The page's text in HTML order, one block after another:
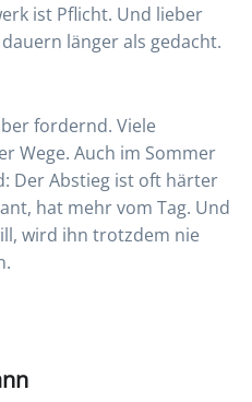
ist Pflicht. Und lieber
länger als gedacht.
fordernd. Viele
Wege. Auch im Sommer
Der Abstieg ist oft härter
hat mehr vom Tag. Und
wird ihn trotzdem nie